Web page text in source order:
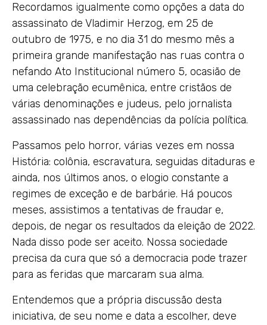
Recordamos igualmente como opções a data do
assassinato de Vladimir Herzog, em 25 de
outubro de 1975, e no dia 31 do mesmo mês a
primeira grande manifestação nas ruas contra o
nefando Ato Institucional número 5, ocasião de
uma celebração ecumênica, entre cristãos de
várias denominações e judeus, pelo jornalista
assassinado nas dependências da polícia política.
Passamos pelo horror, várias vezes em nossa
História: colônia, escravatura, seguidas ditaduras e
ainda, nos últimos anos, o elogio constante a
regimes de exceção e de barbárie. Há poucos
meses, assistimos a tentativas de fraudar e,
depois, de negar os resultados da eleição de 2022.
Nada disso pode ser aceito. Nossa sociedade
precisa da cura que só a democracia pode trazer
para as feridas que marcaram sua alma.
Entendemos que a própria discussão desta
iniciativa, de seu nome e data a escolher, deve